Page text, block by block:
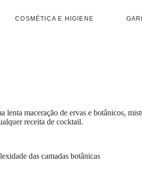
COSMÉTICA E HIGIENE
lenta maceração de ervas e botânicos,
receita de cocktail.
das camadas botânicas